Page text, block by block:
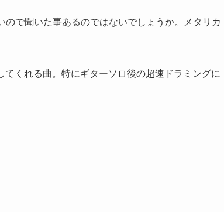
で聞いた事あるのではないでしょうか。メタリカ
くれる曲。特にギターソロ後の超速ドラミングに